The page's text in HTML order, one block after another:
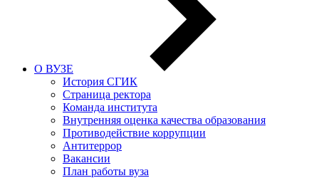
О ВУЗЕ
История СГИК
Страница ректора
Команда института
Внутренняя оценка качества образования
Противодействие коррупции
Антитеррор
Вакансии
План работы вуза